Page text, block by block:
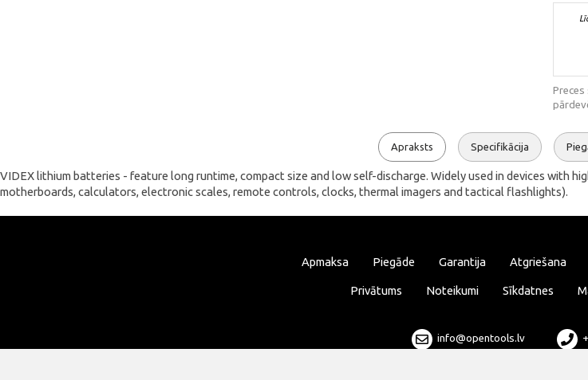
Apraksts Specifikācija
VIDEX lithium batteries - feature long runtime, compact size and low self-discharge. Widely used in devices with
motherboards, calculators, electronic scales, remote controls, clocks, thermal imagers and tactical flashlights).
Apmaksa Piegāde Garantija Atgriešana
Privātums Noteikumi Sīkdatnes
info@opentools.lv